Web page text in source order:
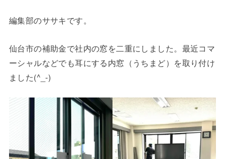
編集部のササキです。
仙台市の補助金で社内の窓を二重にしました。最近コマ
ーシャルなどでも耳にする内窓（うちまど）を取り付け
ました(^_-)